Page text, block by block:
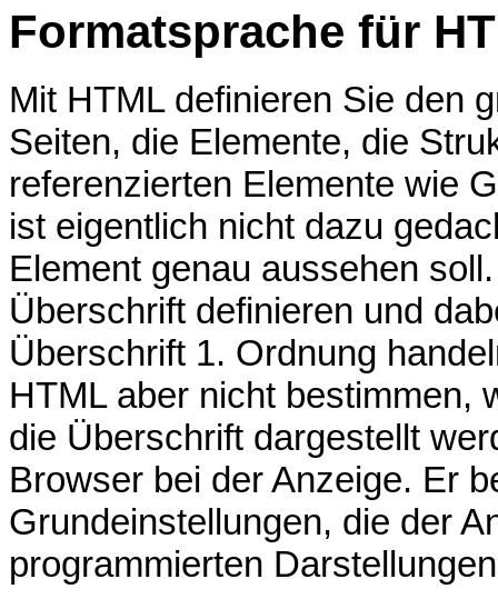
Formatsprache für
Mit HTML definieren Sie den
Seiten, die Elemente, die
referenzierten Elemente wie
ist eigentlich nicht dazu
Element genau aussehen
Überschrift definieren und
Überschrift 1. Ordnung
HTML aber nicht bestimmen,
die Überschrift dargestellt
Browser bei der Anzeige. Er
Grundeinstellungen, die der
programmierten